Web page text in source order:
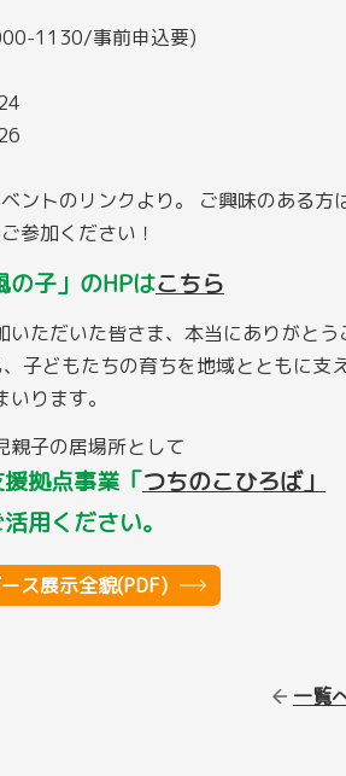
1130/事前申込要)
ントのリンクより。 ご興味のある方は
参加ください！
の子」のHPはこちら
いただいた皆さま、本当にありがとう
子どもたちの育ちを地域とともに支
ります。
親子の居場所として
拠点事業「つちのこひろば」
用ください。
ス展示全貌(PDF)
一覧